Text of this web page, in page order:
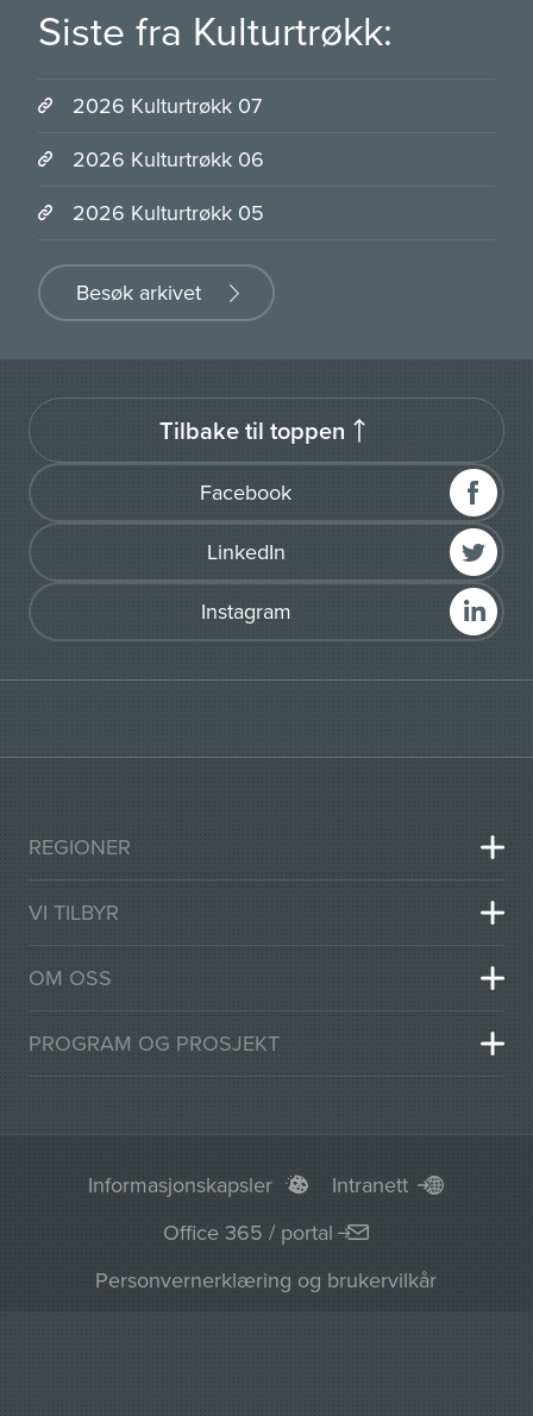
Siste fra Kulturtrøkk:
2026 Kulturtrøkk 07
2026 Kulturtrøkk 06
2026 Kulturtrøkk 05
Besøk arkivet
Facebook
LinkedIn
Instagram
Tilbake til toppen
REGIONER
VI TILBYR
OM OSS
PROGRAM OG PROSJEKT
Informasjonskapsler
Intranett
Office 365 / portal
Personvernerklæring og brukervilkår